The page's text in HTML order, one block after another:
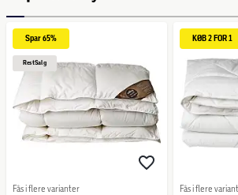
Spar 65%
RestSalg
Fås i flere varianter
KØB 2 FOR 1
Fås i flere